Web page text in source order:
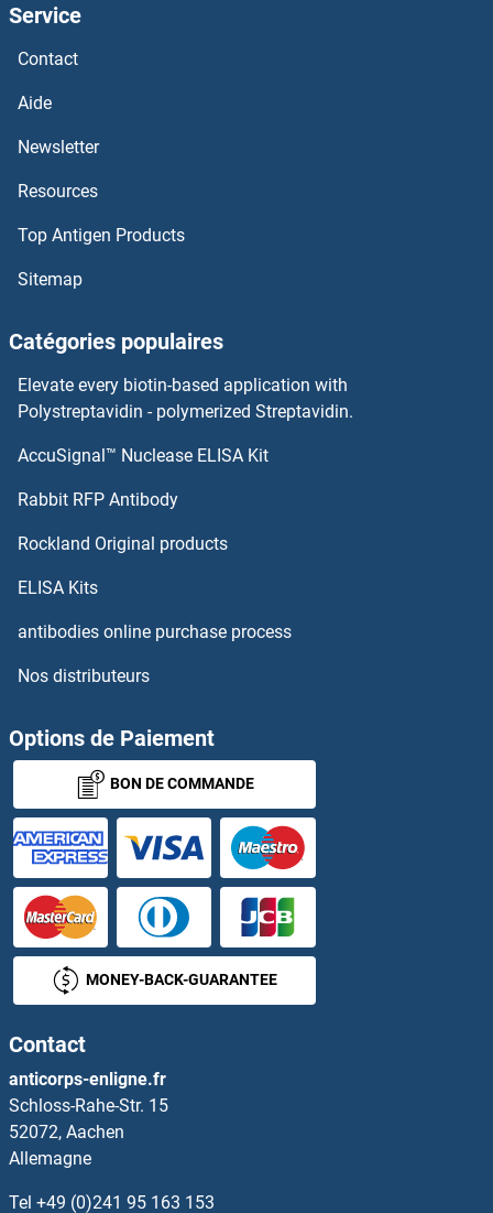
MCT3 Anticorps
MCRS1 Anticorps
MCPH1 Anticorps
MCM8 Anticorps
ME1 Anticorps
MEA1 Anticorps
MEAF6 Anticorps
MECP2 Anticorps
MED10 Anticorps
MED11 Anticorps
MED12 Anticorps
MED12L Anticorps
MED13 Anticorps
MED14 Anticorps
MED15 Anticorps
Service
Contact
Aide
Newsletter
Resources
Top Antigen Products
Sitemap
Catégories populaires
Elevate every biotin-based application with
Polystreptavidin - polymerized Streptavidin.
AccuSignal™ Nuclease ELISA Kit
Rabbit RFP Antibody
Rockland Original products
ELISA Kits
antibodies online purchase process
Nos distributeurs
Options de Paiement
BON DE COMMANDE
MONEY-BACK-GUARANTEE
Contact
anticorps-enligne.fr
Schloss-Rahe-Str. 15
52072, Aachen
Allemagne
Tel +49 (0)241 95 163 153